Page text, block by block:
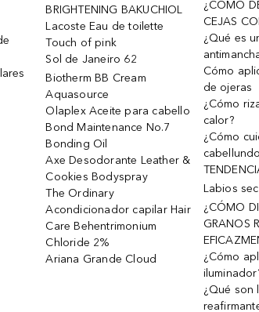
BRIGHTENING BAKUCHIOL
Lacoste Eau de toilette
Touch of pink
Sol de Janeiro 62
Biotherm BB Cream
Aquasource
Olaplex Aceite para cabello
Bond Maintenance No.7
Bonding Oil
Axe Desodorante Leather &
Cookies Bodyspray
The Ordinary
Acondicionador capilar Hair
Care Behentrimonium
Chloride 2%
Ariana Grande Cloud
¿CÓMO
CEJAS
¿Qué es
Cómo
de ojeras
¿Cómo
calor?
¿Cómo
Labios
¿CÓMO
GRANOS
¿Cómo
¿Qué son